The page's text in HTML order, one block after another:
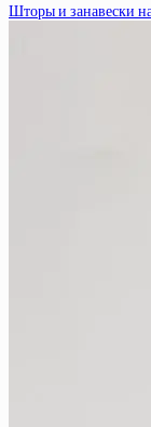
Шторы и занавески